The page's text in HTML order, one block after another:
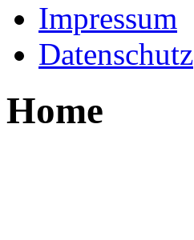
Impressum
Datenschutz
Home